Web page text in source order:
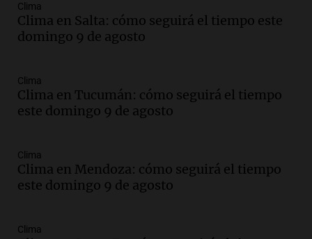
Audio. Kicillof critica la desregulación
financiera y el aumento de la morosidad
en Buenos Aires
Audio.La UNT evalúa apelación ante la
Corte Suprema tras fallo que aparta a
Episodios
Audio.El cardenal Ángel Rossi advirtió
Clima
Clima en Salta: cómo seguirá el tiempo este
domingo 9 de agosto
Clima
Clima en Tucumán: cómo seguirá el tiempo
este domingo 9 de agosto
Clima
Clima en Mendoza: cómo seguirá el tiempo
este domingo 9 de agosto
Clima